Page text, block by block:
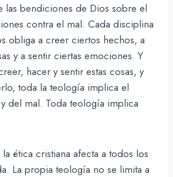
las bendiciones de Dios sobre el
contra el mal. Cada disciplina
obliga a creer ciertos hechos, a
y a sentir ciertas emociones. Y
hacer y sentir estas cosas, y
toda la teología implica el
del mal. Toda teología implica
ética cristiana afecta a todos los
La propia teología no se limita a